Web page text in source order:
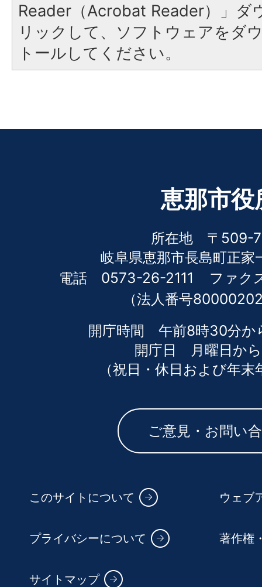
Reader（Acrobat Reader）」ダ
リックして、ソフトウェアをダ
トールしてください。
恵那市役
所在地 〒509-
岐阜県恵那市長島町正家
電話 0573-26-2111
ファ
（法人番号
開庁時間 午前8時30分か
開庁日 月曜日か
（祝日・休日および年
ご意見・お問い
このサイトについて ウェブ
プライバシーについて 著作権
サイトマップ